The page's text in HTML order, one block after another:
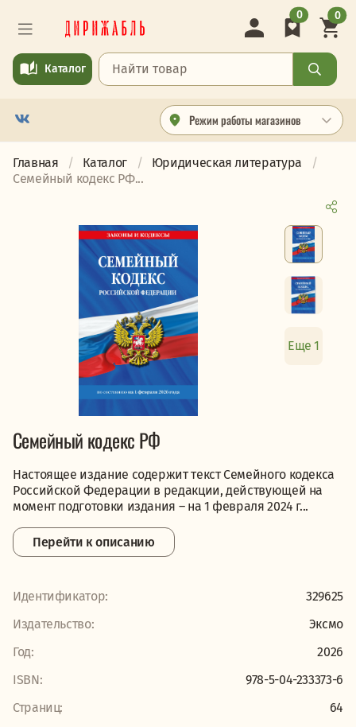
Режим работы магазинов
Каталог
0 0
Главная Каталог
Юридическая литература
Семейный кодекс РФ...
Еще 1
Семейный кодекс РФ
Настоящее издание содержит текст Семейного кодекса
Российской Федерации в редакции, действующей на
момент подготовки издания – на 1 февраля 2024 г...
Перейти к описанию
Идентификатор:
329625
Издательство:
Эксмо
Год:
2026
ISBN:
978-5-04-233373-6
Страниц:
64